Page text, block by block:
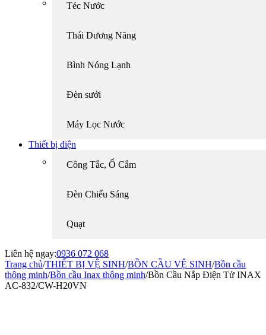
Téc Nước
Thái Dương Năng
Bình Nóng Lạnh
Đèn sưởi
Máy Lọc Nước
Thiết bị điện
Công Tắc, Ổ Cắm
Đèn Chiếu Sáng
Quạt
Liên hệ ngay:0936 072 068
Trang chủ/THIẾT BỊ VỆ SINH/BỒN CẦU VỆ SINH/Bồn cầu
thông minh/Bồn cầu Inax thông minh/Bồn Cầu Nắp Điện Tử INAX
AC-832/CW-H20VN